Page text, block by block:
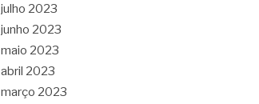
julho 2023
junho 2023
maio 2023
abril 2023
março 2023